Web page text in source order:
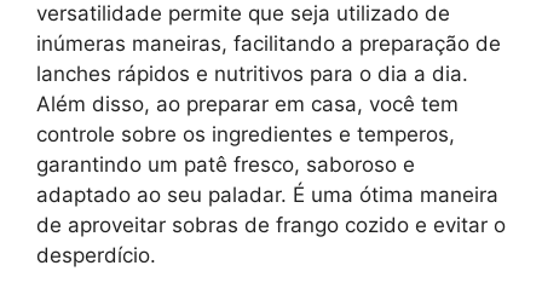
versatilidade permite que seja utilizado de
inúmeras maneiras, facilitando a preparação de
lanches rápidos e nutritivos para o dia a dia.
Além disso, ao preparar em casa, você tem
controle sobre os ingredientes e temperos,
garantindo um patê fresco, saboroso e
adaptado ao seu paladar. É uma ótima maneira
de aproveitar sobras de frango cozido e evitar o
desperdício.